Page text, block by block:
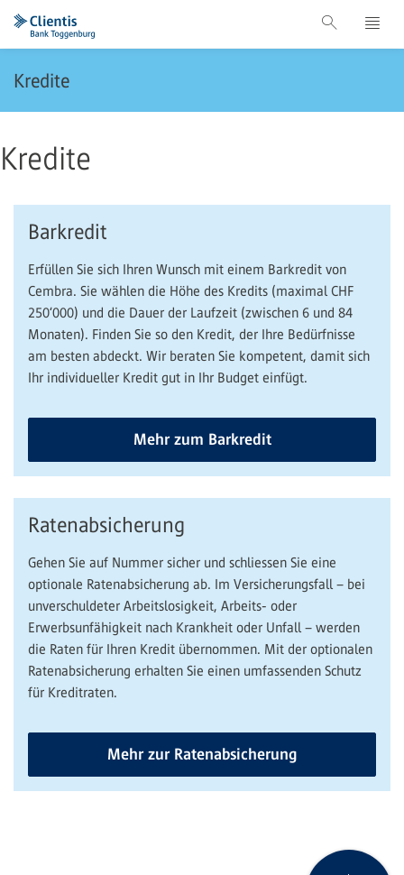
Kredite
Kredite
Barkredit
Erfüllen Sie sich Ihren Wunsch mit einem Barkredit von
Cembra. Sie wählen die Höhe des Kredits (maximal CHF
250‘000) und die Dauer der Laufzeit (zwischen 6 und 84
Monaten). Finden Sie so den Kredit, der Ihre Bedürfnisse
am besten abdeckt. Wir beraten Sie kompetent, damit sich
Ihr individueller Kredit gut in Ihr Budget einfügt.
Mehr zum Barkredit
Ratenabsicherung
Gehen Sie auf Nummer sicher und schliessen Sie eine
optionale Ratenabsicherung ab. Im Versicherungsfall – bei
unverschuldeter Arbeitslosigkeit, Arbeits- oder
Erwerbsunfähigkeit nach Krankheit oder Unfall – werden
die Raten für Ihren Kredit übernommen. Mit der optionalen
Ratenabsicherung erhalten Sie einen umfassenden Schutz
für Kreditraten.
Mehr zur Ratenabsicherung